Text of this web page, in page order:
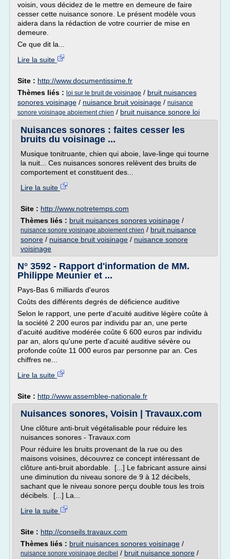
voisin, vous décidez de le mettre en demeure de faire
cesser cette nuisance sonore. Le présent modèle vous
aidera dans la rédaction de votre courrier de mise en
demeure.
Ce que dit la...
Lire la suite
Site : http://www.documentissime.fr
Thèmes liés : loi sur le bruit de voisinage / bruit nuisances
sonores voisinage / nuisance bruit voisinage / nuisance
sonore voisinage aboiement chien / bruit nuisance sonore loi
Nuisances sonores : faites cesser les
bruits du voisinage ...
Musique tonitruante, chien qui aboie, lave-linge qui tourne
la nuit... Ces nuisances sonores relèvent des bruits de
comportement et constituent des...
Lire la suite
Site : http://www.notretemps.com
Thèmes liés : bruit nuisances sonores voisinage /
nuisance sonore voisinage aboiement chien / bruit nuisance
sonore / nuisance bruit voisinage / nuisance sonore
voisinage
N° 3592 - Rapport d'information de MM.
Philippe Meunier et ...
Pays-Bas 6 milliards d'euros
Coûts des différents degrés de déficience auditive
Selon le rapport, une perte d'acuité auditive légère coûte à
la société 2 200 euros par individu par an, une perte
d'acuité auditive modérée coûte 6 600 euros par individu
par an, alors qu'une perte d'acuité auditive sévère ou
profonde coûte 11 000 euros par personne par an. Ces
chiffres ne...
Lire la suite
Site : http://www.assemblee-nationale.fr
Nuisances sonores, Voisin | Travaux.com
Une clôture anti-bruit végétalisable pour réduire les
nuisances sonores - Travaux.com
Pour réduire les bruits provenant de la rue ou des
maisons voisines, découvrez ce concept intéressant de
clôture anti-bruit abordable. [...] Le fabricant assure ainsi
une diminution du niveau sonore de 9 à 12 décibels,
sachant que le niveau sonore perçu double tous les trois
décibels. [...] La...
Lire la suite
Site : http://conseils.travaux.com
Thèmes liés : bruit nuisances sonores voisinage /
nuisance sonore voisinage decibel / bruit nuisance sonore /